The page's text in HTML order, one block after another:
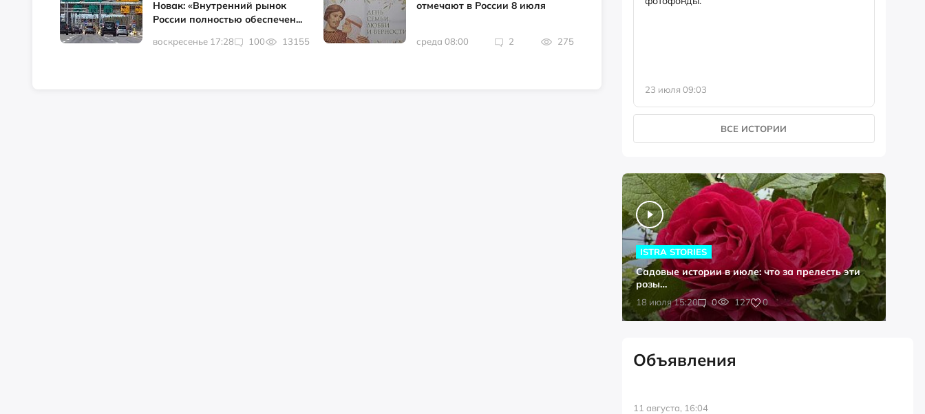
Новак: «Внутренний рынок
России полностью обеспечен...
воскресенье 17:28 100 13155
отмечают в России 8 июля
среда 08:00 2 275
23 июля 09:03
ВСЕ ИСТОРИИ
18 июля 15:20 0 127 0
ISTRA STORIES
Садовые истории в июле: что за прелесть эти
розы…
Объявления
11 августа, 16:04